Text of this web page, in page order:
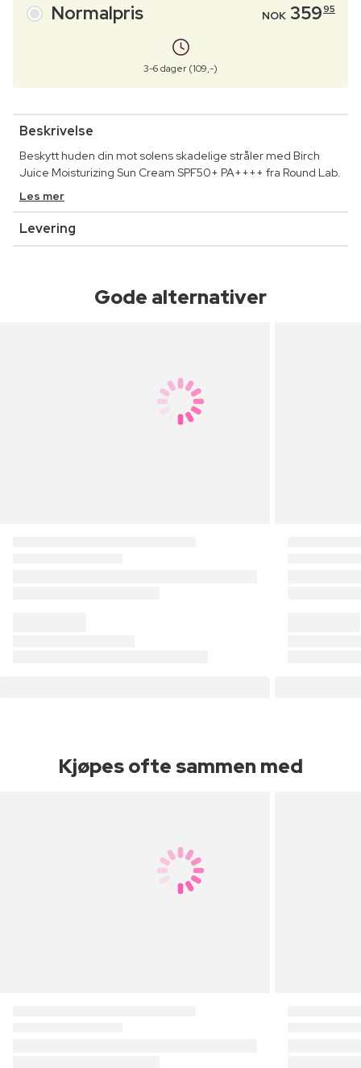
Normalpris NOK 35995
3-6 dager (109,-)
Beskrivelse
Beskytt huden din mot solens skadelige stråler med Birch
Juice Moisturizing Sun Cream SPF50+ PA++++ fra Round Lab.
Les mer
Levering
Gode alternativer
Kjøpes ofte sammen med